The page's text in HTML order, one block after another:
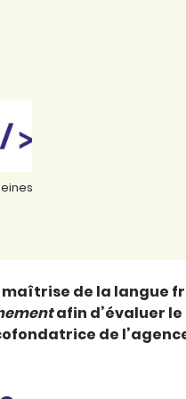
de la langue
afin d’évaluer
de